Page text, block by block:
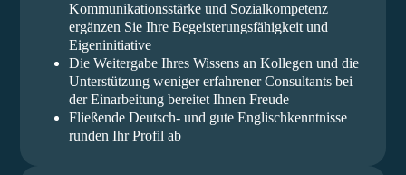
Kommunikationsstärke und Sozialkompetenz
ergänzen Sie Ihre Begeisterungsfähigkeit und
Eigeninitiative
Die Weitergabe Ihres Wissens an Kollegen und die
Unterstützung weniger erfahrener Consultants bei
der Einarbeitung bereitet Ihnen Freude
Fließende Deutsch- und gute Englischkenntnisse
runden Ihr Profil ab